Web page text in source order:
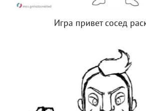
Игра привет сосед